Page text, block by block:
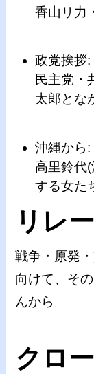
香山リ力
政党挨拶:
民主党・
太郎とな
沖縄から:
高里鈴代
する女た
リレ
戦争・原発
向けて、そ
んから。
クロ